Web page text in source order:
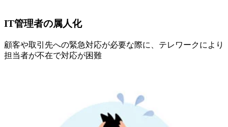
IT管理者の属人化
顧客や取引先への緊急対応が必要な際に、テレワークにより
担当者が不在で対応が困難